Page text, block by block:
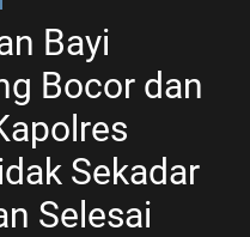
Bayi
Bocor dan
Sekadar
Selesai